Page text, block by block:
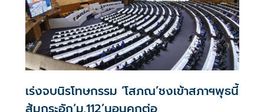
เร่งจบนิรโทษกรรม ‘โสภณ’ชงเข้าสภาฯพุธนี้
ส้มกระอัก‘ม.112’นอนคุกต่อ